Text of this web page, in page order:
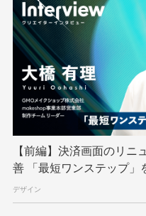
スパム対策 スペシ
ソフトウェアサプライチェ
デザイン ネットの
ハーネスエンジニアリング
ヒューマノイド ヒ
フィジカルAI プロ
ブロックチェーン
ゆめみらいワーク
【前編】決済画面のリ
善 「最短ワンステップ」
デザイン